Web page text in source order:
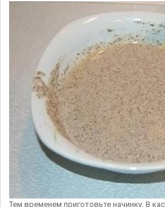
Тем временем приготовьте начинку. В